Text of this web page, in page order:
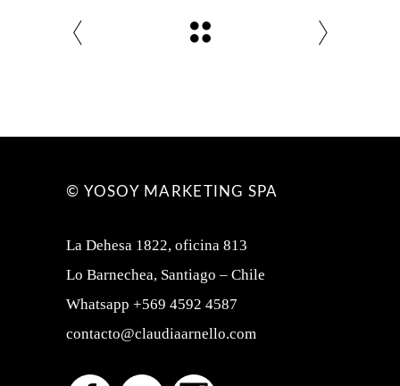
© YOSOY MARKETING SPA
La Dehesa 1822, oficina 813
Lo Barnechea, Santiago – Chile
Whatsapp +569 4592 4587
contacto@claudiaarnello.com